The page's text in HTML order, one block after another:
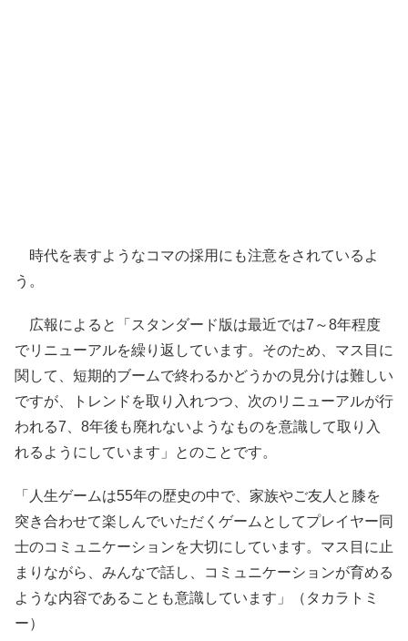
時代を表すようなコマの採用にも注意をされているよ
う。
広報によると「スタンダード版は最近では7～8年程度
でリニューアルを繰り返しています。そのため、マス目に
関して、短期的ブームで終わるかどうかの見分けは難しい
ですが、トレンドを取り入れつつ、次のリニューアルが行
われる7、8年後も廃れないようなものを意識して取り入
れるようにしています」とのことです。
「人生ゲームは55年の歴史の中で、家族やご友人と膝を
突き合わせて楽しんでいただくゲームとしてプレイヤー同
士のコミュニケーションを大切にしています。マス目に止
まりながら、みんなで話し、コミュニケーションが育める
ような内容であることも意識しています」（タカラトミ
ー）